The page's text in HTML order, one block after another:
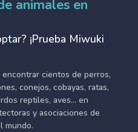
animales en
¡Prueba Miwuki
cientos de perros,
conejos, cobayas, ratas,
reptiles, aves... en
y asociaciones de
mundo.